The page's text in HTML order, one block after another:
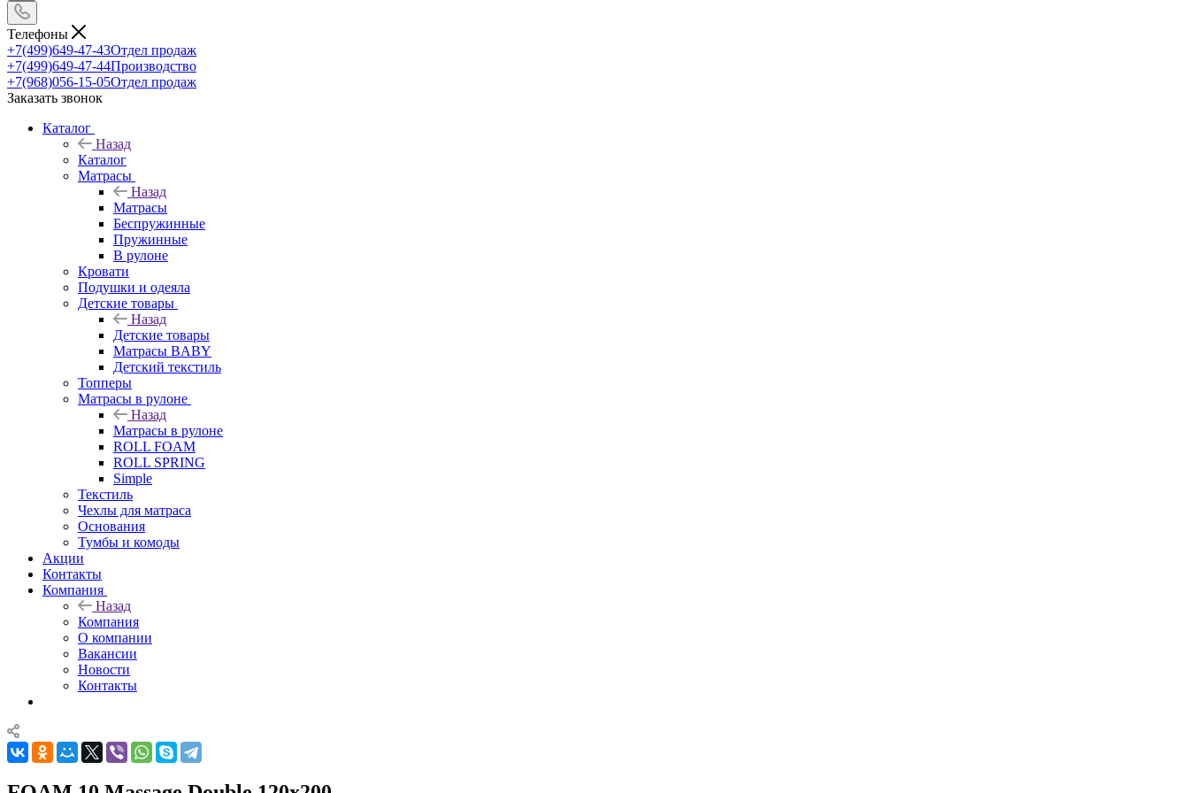
Телефоны
+7(499)649-47-43Отдел продаж
+7(499)649-47-44Производство
+7(968)056-15-05Отдел продаж
Заказать звонок
Каталог
Назад
Каталог
Матрасы
Назад
Матрасы
Беспружинные
Пружинные
В рулоне
Кровати
Подушки и одеяла
Детские товары
Назад
Детские товары
Матрасы BABY
Детский текстиль
Топперы
Матрасы в рулоне
Назад
Матрасы в рулоне
ROLL FOAM
ROLL SPRING
Simple
Текстиль
Чехлы для матраса
Основания
Тумбы и комоды
Акции
Контакты
Компания
Назад
Компания
О компании
Вакансии
Новости
Контакты